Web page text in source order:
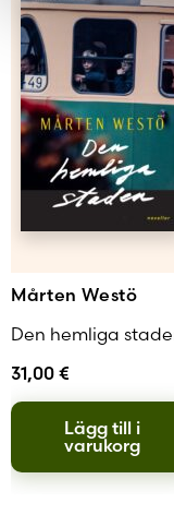
komplexiteten
dikterna
läsbarhet.
som helhet
läsning, balsam
Västra Nyland
lyriska
gedigen poet
mellan då och
göra tidens
Thomas
Mårten Westö
Den hemliga
31,00 €
Lägg till i
varukorg